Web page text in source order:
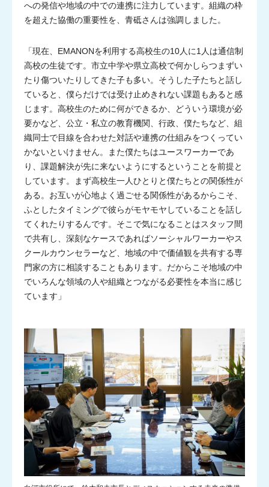
への発信や地域の中での連携に注力しています。組織の枠
を超えた協働の重要性を、青砥さんは強調しました。
「現在、EMANONを利用する高校生の10人に1人は通信制
高校の生徒です。市立中学や県立高校で何かしらつまずい
たり傷ついたりしてきた子も多い。そうした子たちと話し
ていると、僕らだけでは受け止めきれない課題もあると感
じます。高校生のために何ができるか、どういう環境が必
要かなど、公立・私立の教育機関、行政、僕たちなど、組
織同士で目線を合わせた対話や連携の仕組みをつくってい
かないといけません。また僕たちはユースワーカーであ
り、課題解決が先に来ないようにするということを前提と
しています。まず高校生一人ひとりと僕たちとの関係性が
ある。お互いが心地よく過ごせる関係性があるからこそ、
ふとしたタイミングで彼らがモヤモヤしていることを話し
てくれたりするんです。そこで気になることはスタッフ間
で共有し、深刻なケースであればソーシャルワーカーやス
クールカウンセラーなど、地域の中で価値観を共有する専
門家の方に相談することもあります。だからこそ地域の中
でいろんな領域の人や組織とつながる必要性を本当に感じ
ています」